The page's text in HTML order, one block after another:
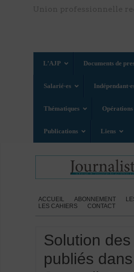
L’AJP Documents de
Salarié·es
Thématiques Opérations
Publications Liens
ACCUEIL ABONNEMENT
LES CAHIERS
CONTACT
Solution
publiés dans